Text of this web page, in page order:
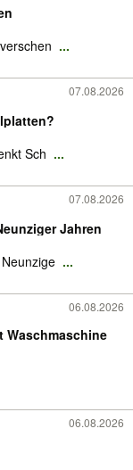
...
07.08.2026
Sch ...
07.08.2026
Jahren
...
06.08.2026
Waschmaschine
06.08.2026